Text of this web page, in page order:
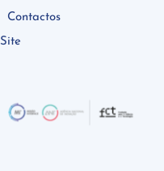
Contactos